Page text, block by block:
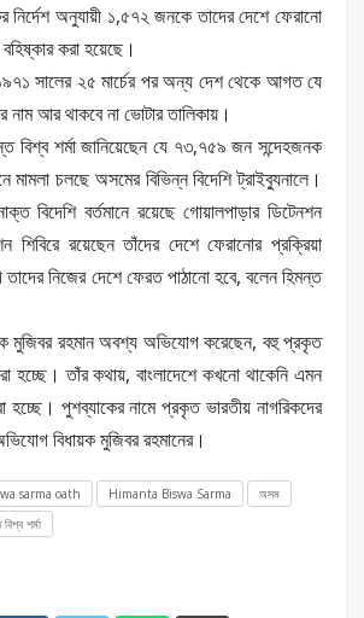
নির্দেশ অনুযায়ী ১,৫৭২ জনকে তাদের দেশে ফেরানো
করা হয়েছে।
সালের ২৫ মার্চের পর অন্য দেশ থেকে আগত যে
নাম আর থাকবে না ভোটার তালিকায়।
বিশ্ব শর্মা জানিয়েছেন যে ৭৩,৭৫৯ জন সন্দেহজনক
মামলা চলছে অসমের বিভিন্ন বিদেশি ট্রাইব্যুনালে।
বিদেশি বর্তমানে রয়েছে গোয়ালপাড়ার ডিটেনশন
শিবিরে রয়েছেন তাঁদের দেশে ফেরানোর প্রক্রিয়া
নিজের দেশে ফেরত পাঠানো হবে, বলেন হিমন্ত
রহমান অবশ্য অভিযোগ করেছেন, বহু প্রকৃত
হচ্ছে। তাঁর কথায়, বাংলাদেশে কখনো থাকেনি এমন
হচ্ছে। পুশব্যাকের নামে প্রকৃত ভারতীয় নাগরিকদের
বিধায়ক মুজিবর রহমানের।
sarma oath Himanta Biswa Sarma
অসম
শর্মা